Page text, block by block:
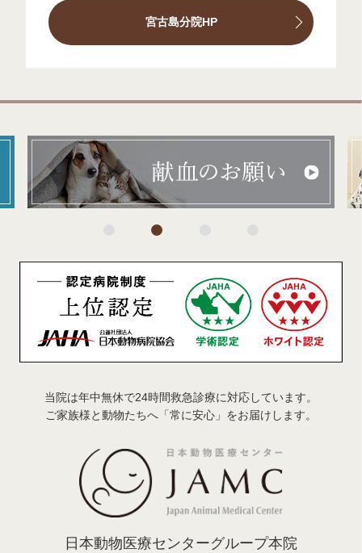
宮古島分院HP
当院は年中無休で24時間救急診療に対応しています。
ご家族様と動物たちへ「常に安心」をお届けします。
日本動物医療センターグループ本院